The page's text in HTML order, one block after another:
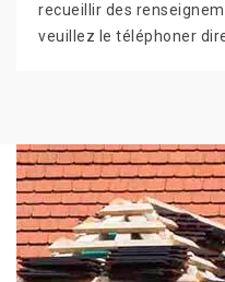
recueillir des
veuillez le téléphoner